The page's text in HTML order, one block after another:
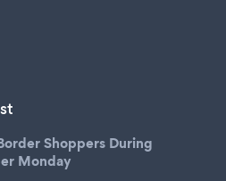
Shoppers During
Monday